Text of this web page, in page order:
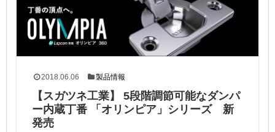
2018.06.06 製品情報
【スガツネ工業】 5段階調節可能なダンパ
ー内蔵丁番 「オリンピア」シリーズ 新
発売